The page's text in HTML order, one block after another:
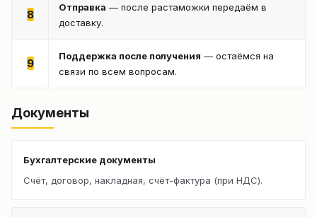
8
Отправка — после растаможки передаём в
доставку.
9
Поддержка после получения — остаёмся на
связи по всем вопросам.
Документы
Бухгалтерские документы
Счёт, договор, накладная, счёт-фактура (при НДС).